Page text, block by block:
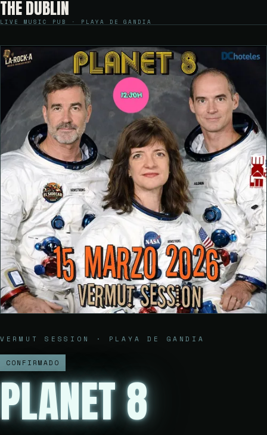
THE DUBLIN
LIVE MUSIC PUB · PLAYA DE GANDIA
VERMUT SESSION · PLAYA DE GANDIA
CONFIRMADO
PLANET 8